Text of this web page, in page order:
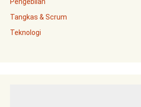
Pengebilan
Tangkas & Scrum
Teknologi